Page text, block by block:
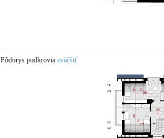
Pôdorys podkrovia zväčšiť